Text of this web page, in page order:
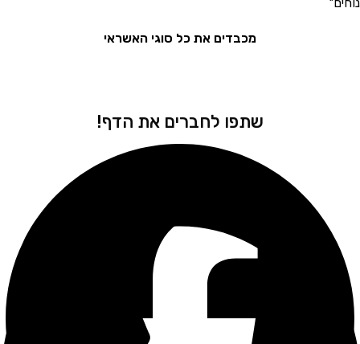
מכבדים את כל סוגי האשראי
שתפו לחברים את הדף!